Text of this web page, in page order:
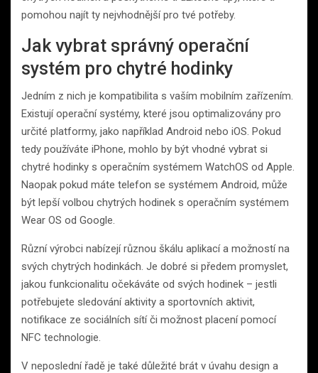
pomohou najít ty nejvhodnější pro tvé potřeby.
Jak vybrat správný operační
systém pro chytré hodinky
Jedním z nich je kompatibilita s vaším mobilním zařízením.
Existují operační systémy, které jsou optimalizovány pro
určité platformy, jako například Android nebo iOS. Pokud
tedy používáte iPhone, mohlo by být vhodné vybrat si
chytré hodinky s operačním systémem WatchOS od Apple.
Naopak pokud máte telefon se systémem Android, může
být lepší volbou chytrých hodinek s operačním systémem
Wear OS od Google.
Různí výrobci nabízejí různou škálu aplikací a možností na
svých chytrých hodinkách. Je dobré si předem promyslet,
jakou funkcionalitu očekáváte od svých hodinek – jestli
potřebujete sledování aktivity a sportovních aktivit,
notifikace ze sociálních sítí či možnost placení pomocí
NFC technologie.
V neposlední řadě je také důležité brát v úvahu design a